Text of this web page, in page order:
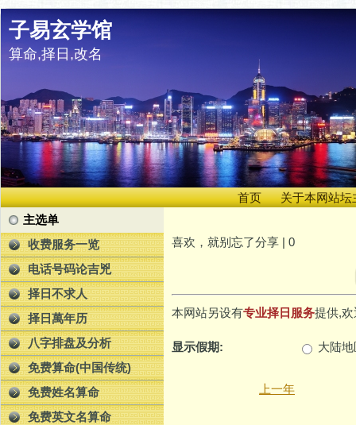
子易玄学馆
算命,择日,改名
首页
关于本网站坛
主选单
收费服务一览
电话号码论吉兇
择日不求人
择日萬年历
八字排盘及分析
免费算命(中国传统)
免费姓名算命
免费英文名算命
喜欢，就别忘了分享 | 0
本网站另设有专业择日服务提供,欢
显示假期: 大陆
上一年